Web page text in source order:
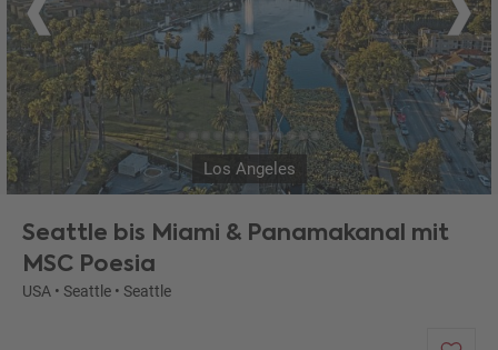
Los Angeles
Seattle bis Miami & Panamakanal mit
MSC Poesia
USA • Seattle • Seattle